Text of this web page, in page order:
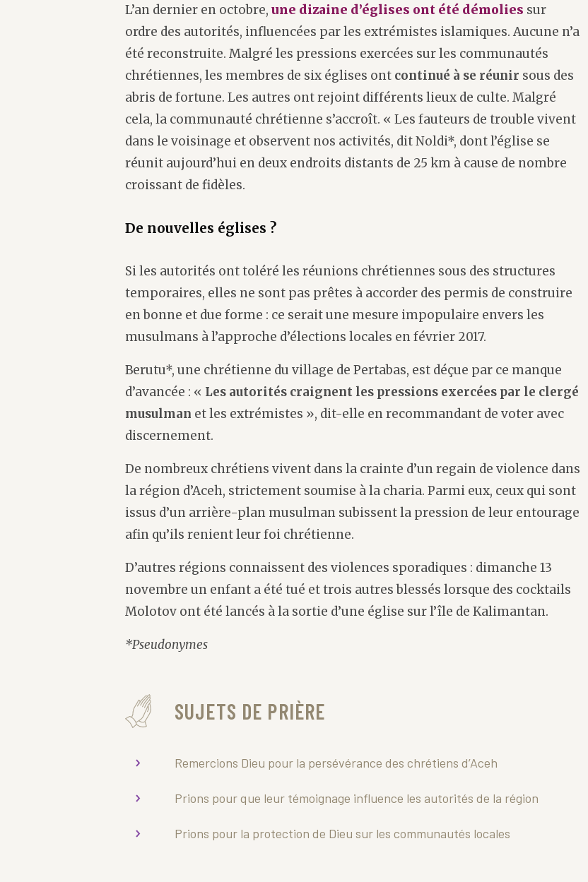
L’an dernier en octobre, une dizaine d’églises ont été démolies sur
ordre des autorités, influencées par les extrémistes islamiques. Aucune n’a
été reconstruite. Malgré les pressions exercées sur les communautés
chrétiennes, les membres de six églises ont continué à se réunir sous des
abris de fortune. Les autres ont rejoint différents lieux de culte. Malgré
cela, la communauté chrétienne s’accroît. « Les fauteurs de trouble vivent
dans le voisinage et observent nos activités, dit Noldi*, dont l’église se
réunit aujourd’hui en deux endroits distants de 25 km à cause de nombre
croissant de fidèles.
De nouvelles églises ?
Si les autorités ont toléré les réunions chrétiennes sous des structures
temporaires, elles ne sont pas prêtes à accorder des permis de construire
en bonne et due forme : ce serait une mesure impopulaire envers les
musulmans à l’approche d’élections locales en février 2017.
Berutu*, une chrétienne du village de Pertabas, est déçue par ce manque
d’avancée : « Les autorités craignent les pressions exercées par le clergé
musulman et les extrémistes », dit-elle en recommandant de voter avec
discernement.
De nombreux chrétiens vivent dans la crainte d’un regain de violence dans
la région d’Aceh, strictement soumise à la charia. Parmi eux, ceux qui sont
issus d’un arrière-plan musulman subissent la pression de leur entourage
afin qu’ils renient leur foi chrétienne.
D’autres régions connaissent des violences sporadiques : dimanche 13
novembre un enfant a été tué et trois autres blessés lorsque des cocktails
Molotov ont été lancés à la sortie d’une église sur l’île de Kalimantan.
*Pseudonymes
SUJETS DE PRIÈRE
Remercions Dieu pour la persévérance des chrétiens d’Aceh
Prions pour que leur témoignage influence les autorités de la région
Prions pour la protection de Dieu sur les communautés locales